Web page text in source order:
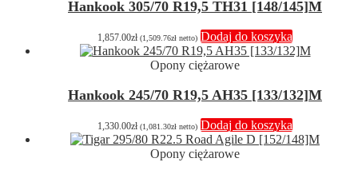
Hankook 305/70 R19,5 TH31 [148/145]M
1,857.00zł (1,509.76zł netto) Dodaj do koszyka
Opony ciężarowe
Hankook 245/70 R19,5 AH35 [133/132]M
1,330.00zł (1,081.30zł netto) Dodaj do koszyka
Opony ciężarowe